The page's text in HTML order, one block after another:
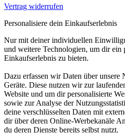
Vertrag widerrufen
Personalisiere dein Einkaufserlebnis
Nur mit deiner individuellen
und weitere Technologien, um dir ein
Einkaufserlebnis zu bieten.
Dazu erfassen wir Daten über unsere
Geräte. Diese nutzen wir zur
Website und um dir personalisierte
sowie zur Analyse der
deine verschlüsselten Daten mit
dir über deren Online-Werbekanäle
du deren Dienste bereits selbst nutzt.